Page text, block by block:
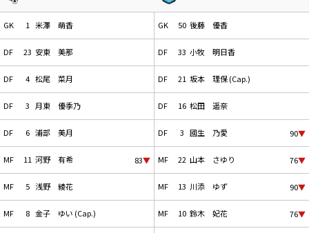
GK 1 米澤 萌香
DF 23 安東 美那
DF 4 松尾 菜月
DF 3 月東 優季乃
DF 6 浦部 美月
MF 11 河野 有希 83▼
MF 5 浅野 綾花
MF 8 金子 ゆい (Cap.)
GK 50 後藤 優香
DF 33 小牧 明日香
DF 21 坂本 理保 (Cap.)
DF 16 松田 遥奈
DF 3 國生 乃愛 90▼
MF 22 山本 さゆり 76▼
MF 13 川添 ゆず 90▼
MF 10 鈴木 妃花 76▼